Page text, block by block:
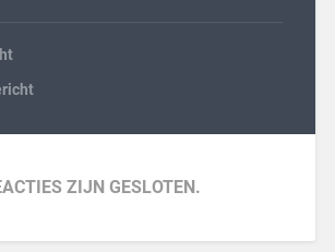
ZIJN GESLOTEN.